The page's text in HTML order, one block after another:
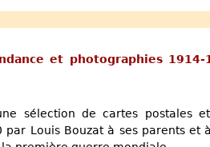
et photographies 1914-
sélection de cartes postales
par Louis Bouzat à ses parents et